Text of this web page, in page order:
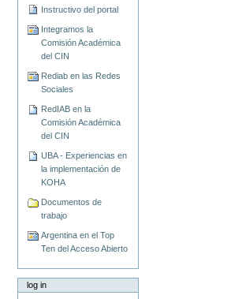
Instructivo del portal
Integramos la
Comisión Académica
del CIN
Rediab en las Redes
Sociales
RedIAB en la
Comisión Académica
del CIN
UBA - Experiencias en
la implementación de
KOHA
Documentos de
trabajo
Argentina en el Top
Ten del Acceso Abierto
log in